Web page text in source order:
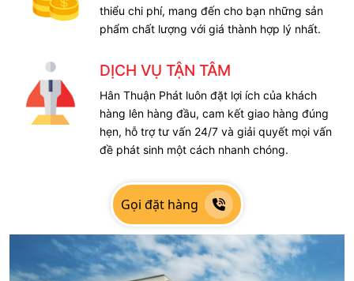
thiểu chi phí, mang đến cho bạn những sản
phẩm chất lượng với giá thành hợp lý nhất.
DỊCH VỤ TẬN TÂM
Hân Thuận Phát luôn đặt lợi ích của khách
hàng lên hàng đầu, cam kết giao hàng đúng
hẹn, hỗ trợ tư vấn 24/7 và giải quyết mọi vấn
đề phát sinh một cách nhanh chóng.
Gọi đặt hàng